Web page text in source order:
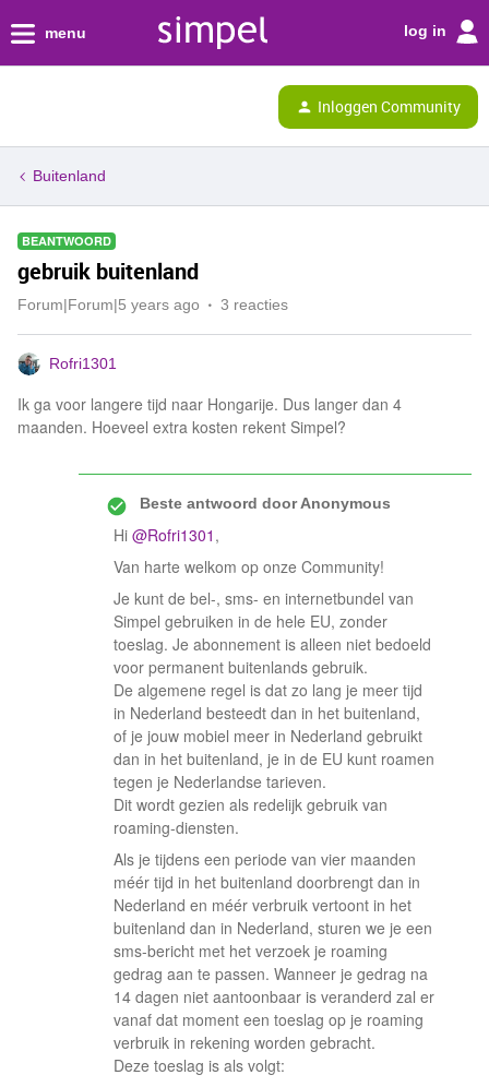
menu log in
Inloggen Community
Buitenland
BEANTWOORD
gebruik buitenland
Forum|Forum|5 years ago 3 reacties
Rofri1301
Ik ga voor langere tijd naar Hongarije. Dus langer dan 4
maanden. Hoeveel extra kosten rekent Simpel?
Beste antwoord doorAnonymous
Hi @Rofri1301 ,
Van harte welkom op onze Community!
Je kunt de bel-, sms- en internetbundel van
Simpel gebruiken in de hele EU, zonder
toeslag. Je abonnement is alleen niet bedoeld
voor permanent buitenlands gebruik.
De algemene regel is dat zo lang je meer tijd
in Nederland besteedt dan in het buitenland,
of je jouw mobiel meer in Nederland gebruikt
dan in het buitenland, je in de EU kunt roamen
tegen je Nederlandse tarieven.
Dit wordt gezien als redelijk gebruik van
roaming-diensten.
Als je tijdens een periode van vier maanden
méér tijd in het buitenland doorbrengt dan in
Nederland en méér verbruik vertoont in het
buitenland dan in Nederland, sturen we je een
sms-bericht met het verzoek je roaming
gedrag aan te passen. Wanneer je gedrag na
14 dagen niet aantoonbaar is veranderd zal er
vanaf dat moment een toeslag op je roaming
verbruik in rekening worden gebracht.
Deze toeslag is als volgt: